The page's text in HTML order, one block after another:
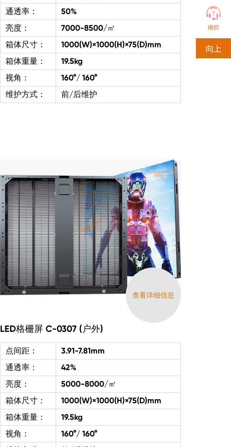
通透率：
50%
亮度：
7000-8500/㎡
箱体尺寸：
1000(W)×1000(H)×75(D)mm
箱体重量：
19.5kg
视角：
160°/ 160°
维护方式：
前/后维护
查看详细信息
LED格栅屏 C-0307 (户外)
点间距：
3.91-7.81mm
通透率：
42%
亮度：
5000-8000/㎡
箱体尺寸：
1000(W)×1000(H)×75(D)mm
箱体重量：
19.5kg
视角：
160°/ 160°
询价
向上